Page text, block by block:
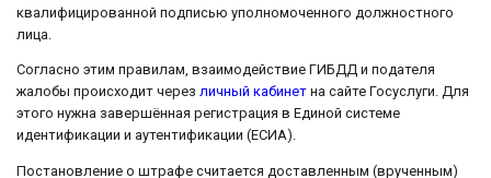
квалифицированной подписью уполномоченного должностного
лица.
Согласно этим правилам, взаимодействие ГИБДД и подателя
жалобы происходит через личный кабинет на сайте Госуслуги. Для
этого нужна завершённая регистрация в Единой системе
идентификации и аутентификации (ЕСИА).
Постановление о штрафе считается доставленным (врученным)